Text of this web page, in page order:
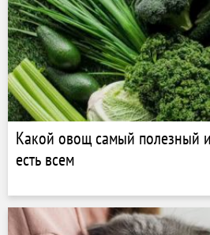
Какой овощ самый полезный
есть всем